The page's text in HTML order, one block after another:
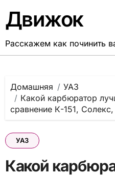
содержанию
Движок
Расскажем как починить
Домашняя
УАЗ
Какой карбюратор
сравнение К-151,
УАЗ
Какой